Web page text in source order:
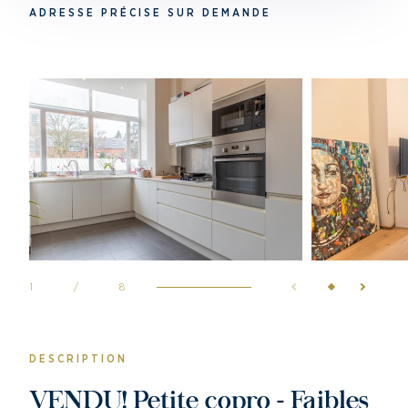
ADRESSE PRÉCISE SUR DEMANDE
1 / 8
DESCRIPTION